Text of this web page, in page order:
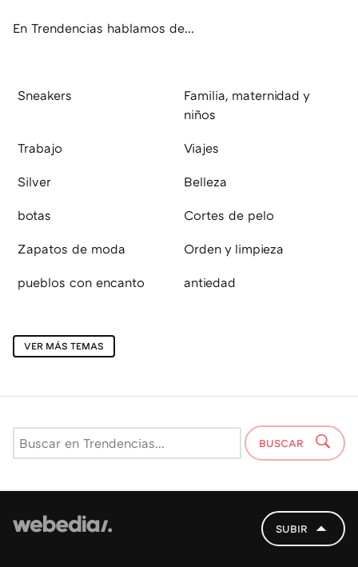
En Trendencias hablamos de...
Sneakers
Familia, maternidad y
niños
Trabajo Viajes
Silver Belleza
botas Cortes de pelo
Zapatos de moda Orden y limpieza
pueblos con encanto antiedad
VER MÁS TEMAS
BUSCAR
SUBIR